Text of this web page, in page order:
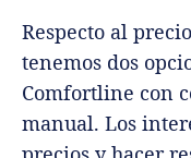
Respecto al
tenemos dos
Comfortline con
manual. Los